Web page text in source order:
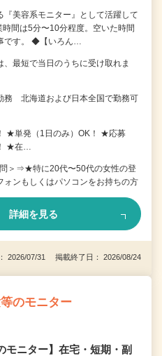
『美容系モニター』として活躍して
時間は5分〜10分程度。空いた時間
です。 ◆【いろん…
最短で当日のうちに受け取れま
務 北海道および日本全国で勤務可
★単発（1日のみ）OK！ ★応募
★在…
問＞⇒★特に20代〜50代の女性の登
ンもしくはパソコンをお持ちの方
詳細を見る
2026/07/31 掲載終了日： 2026/08/24
のモニター
モニター】在宅・短期・副